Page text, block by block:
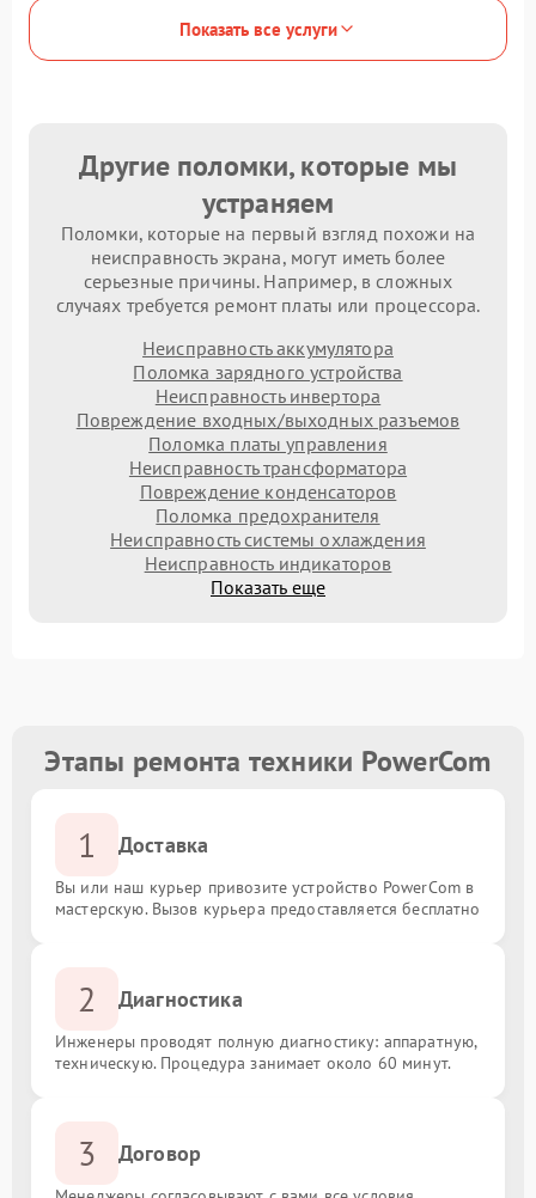
Показать все услуги
Другие поломки, которые мы
устраняем
Поломки, которые на первый взгляд похожи на
неисправность экрана, могут иметь более
серьезные причины. Например, в сложных
случаях требуется ремонт платы или процессора.
Неисправность аккумулятора
Поломка зарядного устройства
Неисправность инвертора
Повреждение входных/выходных разъемов
Поломка платы управления
Неисправность трансформатора
Повреждение конденсаторов
Поломка предохранителя
Неисправность системы охлаждения
Неисправность индикаторов
Показать еще
Этапы ремонта техники PowerCom
1 Доставка
Вы или наш курьер привозите устройство PowerCom в
мастерскую. Вызов курьера предоставляется бесплатно
2 Диагностика
Инженеры проводят полную диагностику: аппаратную,
техническую. Процедура занимает около 60 минут.
3 Договор